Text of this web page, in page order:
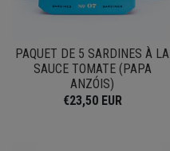
PAQUET DE 5 SARDINES À LA
SAUCE TOMATE (PAPA
ANZÓIS)
€23,50 EUR